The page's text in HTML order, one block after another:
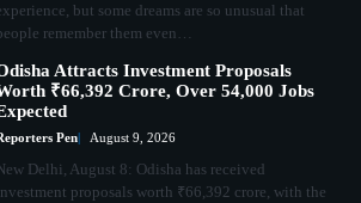
but some dreams are so unusual that
remember them even…
Attracts Investment Proposals
₹66,392 Crore, Over 54,000 Jobs
Pen August 9, 2026
Delhi, August 8: Odisha has received
proposals worth ₹66,392 crore, with the